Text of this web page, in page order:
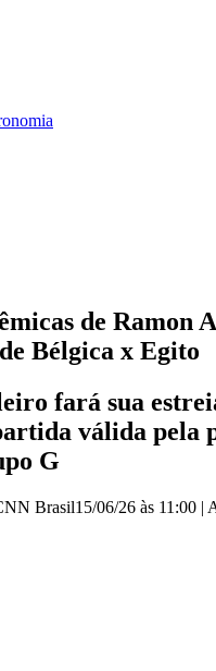
de Ramon
Bélgica x Egito
fará sua
válida pela
G
Brasil15/06/26 às 11:00 |